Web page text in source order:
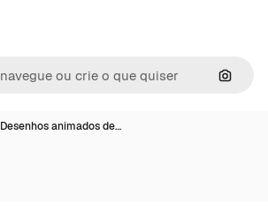
Desenhos animados de…